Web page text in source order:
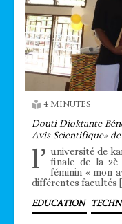
4 MINUTES
Douti Dioktante
Avis Scientifique»
l’ université de
finale de la 2è
féminin « mon
différentes facultés
EDUCATION